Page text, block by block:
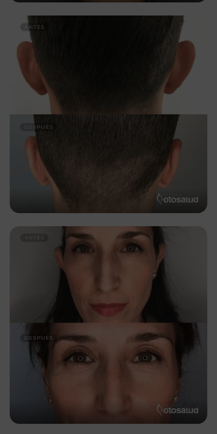
que le conciernen.
– Derecho de rectificación: Usted tendrá derecho a
obtener la rectificación de los datos personales
inexactos que le conciernan o estén incompletos.
– Derecho de supresión: Usted tendrá derecho a
obtener la supresión de los datos personales que le
conciernan cuando los datos personales ya no sean
necesarios en relación con los fines para los que fueron
recogidos o tratados de otro modo.
– Derecho de limitación: Usted podrá solicitar la
limitación del tratamiento de sus datos personales, en
cuyo caso únicamente los conservaremos para el
ejercicio o la defensa de reclamaciones.
– Derecho de retirar el consentimiento: Usted tendrá
derecho a retirar el consentimiento en cualquier
momento, sin que ello afecte a la licitud del tratamiento
basado en el consentimiento antes de su retirada.
– Derecho de oposición: Usted tendrá derecho a
dejará de tratar los datos, salvo por motivos legítimos
imperiosos, o el ejercicio o la defensa de posibles
reclamaciones.
– Derecho a la portabilidad de sus datos: Usted puede
solicitarnos que sus datos personales automatizados
sean cedidos o transferidos a cualquier otra empresa
que nos indique en un formato estructurado, inteligible
y automatizado.
acceso, rectificación, supresión, limitación, oposición y
portabilidad de los datos dirigiéndose por escrito a
OTOSALUD S.L. indicando el derecho a ejercer y
adjuntando copia de DNI a través de la siguiente
dirección postal: AVD DE LA MANCHA 1B, PISO
indicando en el sobre PROTECCIÓN DE DATOS, o bien
info@clinicaotosalud.es indicando en el asunto